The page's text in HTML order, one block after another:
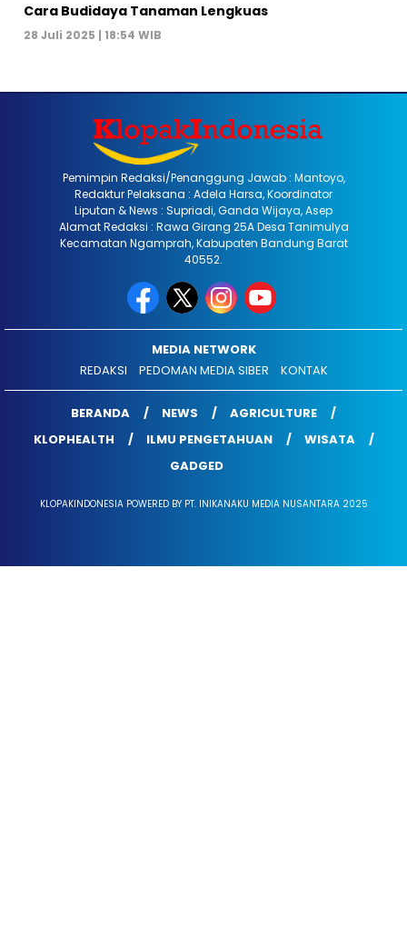
Cara Budidaya Tanaman Lengkuas
28 Juli 2025 | 18:54 WIB
Pemimpin Redaksi/Penanggung Jawab : Mantoyo,
Redaktur Pelaksana : Adela Harsa, Koordinator
Liputan & News : Supriadi, Ganda Wijaya, Asep
Alamat Redaksi : Rawa Girang 25A Desa Tanimulya
Kecamatan Ngamprah, Kabupaten Bandung Barat
40552.
MEDIA NETWORK
REDAKSI
PEDOMAN MEDIA SIBER KONTAK
BERANDA NEWS
AGRICULTURE
KLOPHEALTH
ILMU PENGETAHUAN
WISATA
GADGED
KLOPAKINDONESIA POWERED BY PT. INIKANAKU MEDIA NUSANTARA 2025